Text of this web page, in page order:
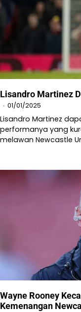
Lisandro Martinez
01/01/2025
Lisandro Martinez
performanya yang
melawan Newcastle
Wayne Rooney
Kemenangan